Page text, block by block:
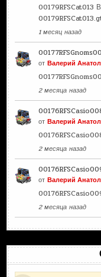
1 месяц назад
отВалерий
2 месяца назад
отВалерий
2 месяца назад
отВалерий
2 месяца назад